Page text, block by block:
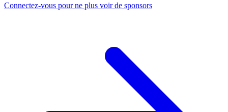
Connectez-vous pour ne plus voir de sponsors